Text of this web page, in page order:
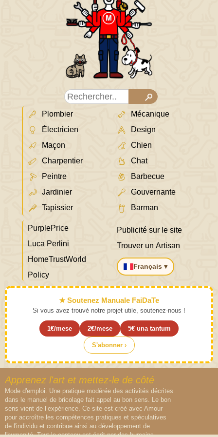
Plombier
Électricien
Maçon
Charpentier
Peintre
Jardinier
Tapissier
Mécanique
Design
Chien
Chat
Barbecue
Gouvernante
Barman
PurplePrice
Luca Perlini
HomeTrustWorld
Policy
Publicité sur le site
Trouver un Artisan
Français ▾
★ Soutenez Manuale FaiDaTe
Si vous avez trouvé notre projet utile, soutenez-nous !
1€/mese 2€/mese 5€ una tantum
S'abonner ›
Apprenez l'art et mettez-le de côté
Mode d'emploi. Une pratique modérée des activités décrites
dans le manuel de bricolage fait appel au bon sens. Le bon
sens vient de l’expérience. Ce site est créé avec Amour
pour accroître les compétences pratiques et spéculatives
de l'individu et contribue ainsi au développement de
l'humanité. Tout le contenu est écrit par des humains,